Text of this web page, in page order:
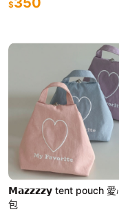
$
𝗠𝗮𝘇𝘇𝘇𝘇𝘆 tent pouch 愛心收納
包